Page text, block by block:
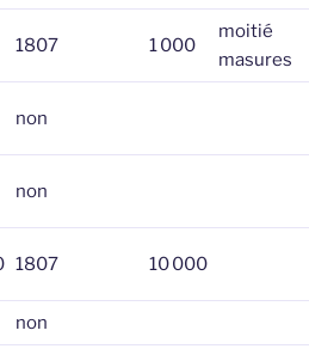
1807 1 000
moitié
masures
non
non
1807 10 000
non